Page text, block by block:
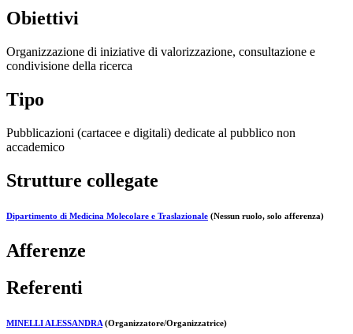
Obiettivi
Organizzazione di iniziative di valorizzazione, consultazione e
condivisione della ricerca
Tipo
Pubblicazioni (cartacee e digitali) dedicate al pubblico non
accademico
Strutture collegate
Dipartimento di Medicina Molecolare e Traslazionale (Nessun ruolo, solo afferenza)
Afferenze
Referenti
MINELLI ALESSANDRA (Organizzatore/Organizzatrice)